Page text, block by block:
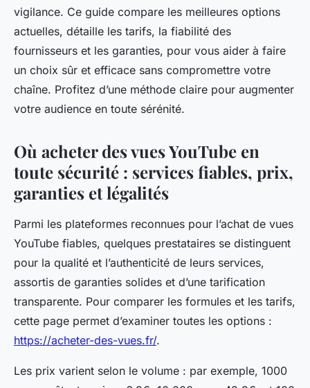
vigilance. Ce guide compare les meilleures options
actuelles, détaille les tarifs, la fiabilité des
fournisseurs et les garanties, pour vous aider à faire
un choix sûr et efficace sans compromettre votre
chaîne. Profitez d’une méthode claire pour augmenter
votre audience en toute sérénité.
Où acheter des vues YouTube en
toute sécurité : services fiables, prix,
garanties et légalités
Parmi les plateformes reconnues pour l’achat de vues
YouTube fiables, quelques prestataires se distinguent
pour la qualité et l’authenticité de leurs services,
assortis de garanties solides et d’une tarification
transparente. Pour comparer les formules et les tarifs,
cette page permet d’examiner toutes les options :
https://acheter-des-vues.fr/.
Les prix varient selon le volume : par exemple, 1000